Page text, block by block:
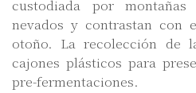
custodiada por
nevados y contrastan con
otoño. La recolección de
cajones plásticos para
pre-fermentaciones.